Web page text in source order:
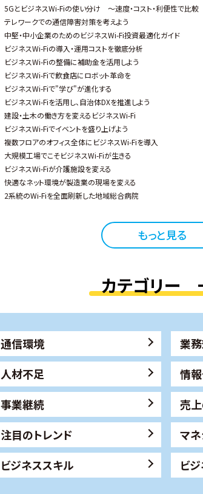
5GとビジネスWi-Fiの使い分け ～速度・コスト・利便性で比較
テレワークでの通信障害対策を考えよう
中堅・中小企業のためのビジネスWi-Fi投資最適化ガイド
ビジネスWi-Fiの導入・運用コストを徹底分析
ビジネスWi-Fiの整備に補助金を活用しよう
ビジネスWi-Fiで飲食店にロボット革命を
ビジネスWi-Fiで"学び"が進化する
ビジネスWi-Fiを活用し、自治体DXを推進しよう
建設・土木の働き方を変えるビジネスWi-Fi
ビジネスWi-Fiでイベントを盛り上げよう
複数フロアのオフィス全体にビジネスWi-Fiを導入
大規模工場でこそビジネスWi-Fiが生きる
ビジネスWi-Fiが介護施設を変える
快適なネット環境が製造業の現場を変える
2系統のWi-Fiを全面刷新した地域総合病院
もっと見る
カテゴリー
通信環境
業
人材不足
情報
事業継続
売
注目のトレンド
マ
ビジネススキル
ビ